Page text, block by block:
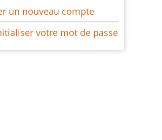
un nouveau compte
votre mot de passe